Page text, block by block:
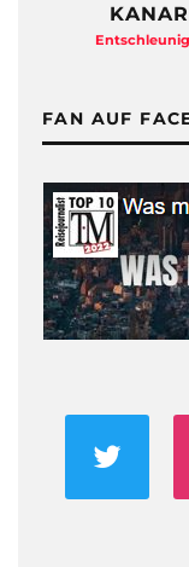
FAN AUF